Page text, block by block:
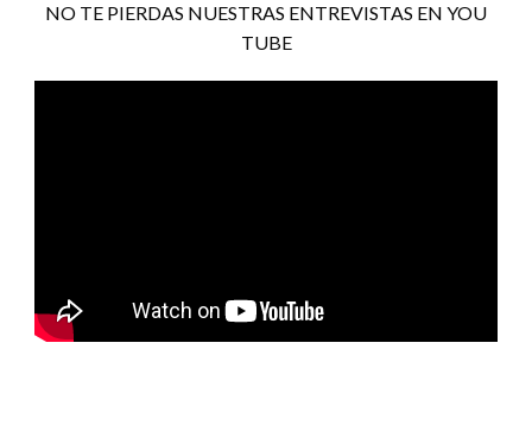
NO TE PIERDAS NUESTRAS ENTREVISTAS EN YOU
TUBE